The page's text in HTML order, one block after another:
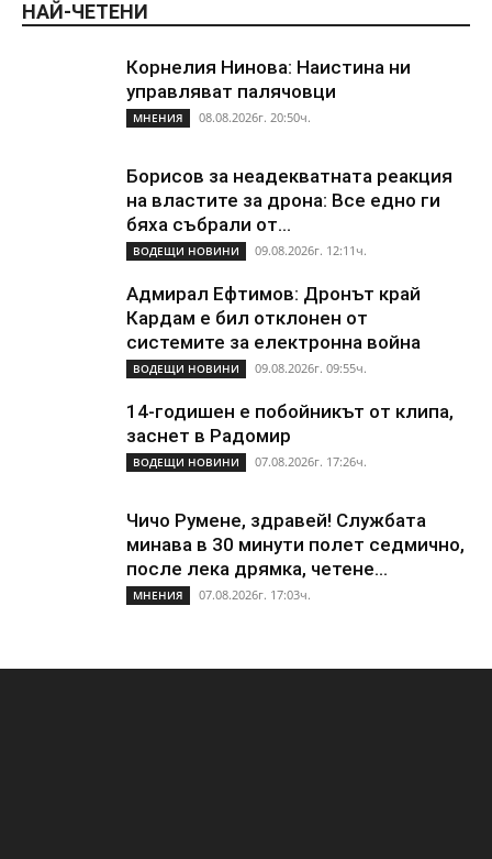
НАЙ-ЧЕТЕНИ
Корнелия Нинова: Наистина ни
управляват палячовци
МНЕНИЯ 08.08.2026г. 20:50ч.
Борисов за неадекватната реакция
на властите за дрона: Все едно ги
бяха събрали от...
ВОДЕЩИ НОВИНИ 09.08.2026г. 12:11ч.
Адмирал Ефтимов: Дронът край
Кардам е бил отклонен от
системите за електронна война
ВОДЕЩИ НОВИНИ 09.08.2026г. 09:55ч.
14-годишен е побойникът от клипа,
заснет в Радомир
ВОДЕЩИ НОВИНИ 07.08.2026г. 17:26ч.
Чичо Румене, здравей! Службата
минава в 30 минути полет седмично,
после лека дрямка, четене...
МНЕНИЯ 07.08.2026г. 17:03ч.